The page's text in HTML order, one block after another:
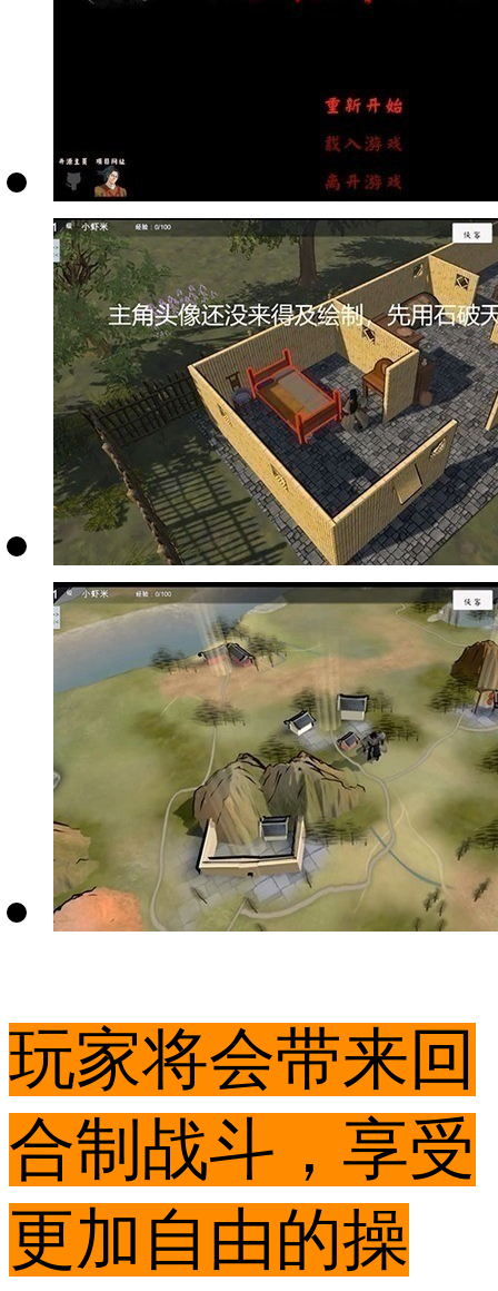
玩家将会带来回
合制战斗，享受
更加自由的操